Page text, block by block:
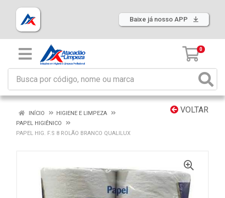
Baixe já nosso APP
0
VOLTAR
INÍCIO
HIGIENE E LIMPEZA
PAPEL HIGIÊNICO
PAPEL HIG. F.S 8 ROLÃO BRANCO QUALILUX